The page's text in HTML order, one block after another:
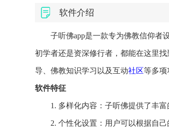
软件介绍
子听佛app是一款专为佛教信仰者
初学者还是资深修行者，都能在这里
导、佛教知识学习以及互动社区等多项
软件特征
1. 多样化内容：子听佛提供了丰
2. 个性化设置：用户可以根据自